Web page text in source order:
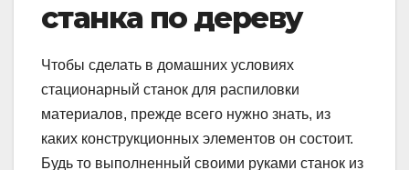
станка по дереву
Чтобы сделать в домашних условиях
стационарный станок для распиловки
материалов, прежде всего нужно знать, из
каких конструкционных элементов он состоит.
Будь то выполненный своими руками станок из